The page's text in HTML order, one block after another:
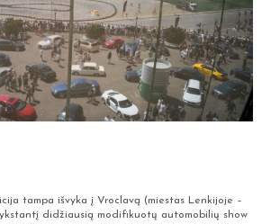
tampa išvyka į Vroclavą (miestas Lenkijoje –
didžiausią modifikuotų automobilių show